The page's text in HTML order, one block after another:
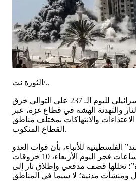
الثورة نت/..
تُواصل قوات العدو الإسرائيلي لليوم الـ 237 على التوالي خرق
والتهدئة الهشة في قطاع غزة، عبر
والانتهاكات بمختلف مناطق
القطاع المنكوب.
الفلسطينية للأنباء، بأن قوات العدو
الإسرائيلي ارتكبت، منذ ساعات فجر اليوم الأربعاء، 10 خروقات
تخللها قصف مدفعي وإطلاق نار إلى
مدنية؛ لا سيما في المناطق